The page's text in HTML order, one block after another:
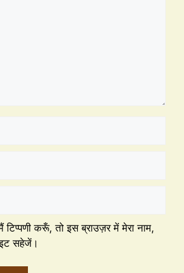
टिप्पणी करूँ, तो इस ब्राउज़र में मेरा नाम,
सहेजें।